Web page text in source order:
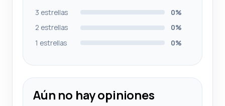
3 estrellas
0%
2 estrellas
0%
1 estrellas
0%
Aún no hay opiniones